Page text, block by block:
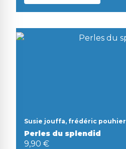
Susie jouffa, frédéric pouhier
Perles du splendid
9,90 €